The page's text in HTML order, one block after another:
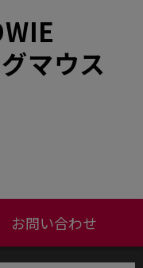
マウス
お問い合わせ